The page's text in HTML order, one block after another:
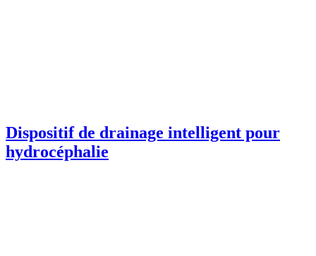
Dispositif de drainage intelligent pour
hydrocéphalie